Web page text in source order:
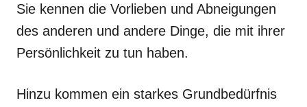
Sie kennen die Vorlieben und Abneigungen
des anderen und andere Dinge, die mit ihrer
Persönlichkeit zu tun haben.
Hinzu kommen ein starkes Grundbedürfnis